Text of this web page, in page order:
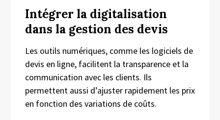
Intégrer la digitalisation
dans la gestion des devis
Les outils numériques, comme les logiciels de
devis en ligne, facilitent la transparence et la
communication avec les clients. Ils
permettent aussi d’ajuster rapidement les prix
en fonction des variations de coûts.